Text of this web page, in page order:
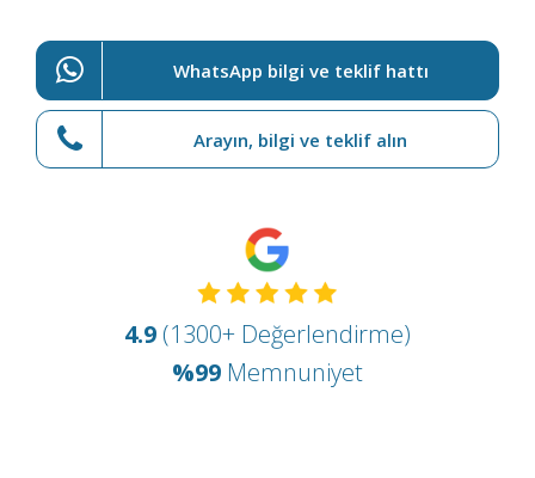
WhatsApp bilgi ve teklif hattı
Arayın, bilgi ve teklif alın
4.9 (1300+ Değerlendirme)
%99 Memnuniyet